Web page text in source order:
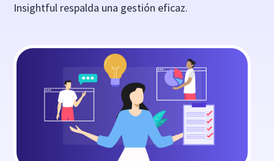
Insightful respalda una gestión eficaz.